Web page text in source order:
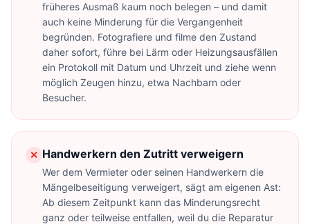
früheres Ausmaß kaum noch belegen – und damit
auch keine Minderung für die Vergangenheit
begründen. Fotografiere und filme den Zustand
daher sofort, führe bei Lärm oder Heizungsausfällen
ein Protokoll mit Datum und Uhrzeit und ziehe wenn
möglich Zeugen hinzu, etwa Nachbarn oder
Besucher.
✕ Handwerkern den Zutritt verweigern
Wer dem Vermieter oder seinen Handwerkern die
Mängelbeseitigung verweigert, sägt am eigenen Ast:
Ab diesem Zeitpunkt kann das Minderungsrecht
ganz oder teilweise entfallen, weil du die Reparatur